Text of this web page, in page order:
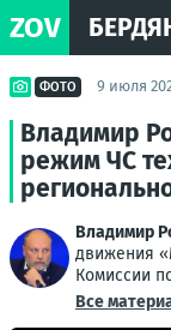
ZOV
ФОТО 9 июля
Владимир
режим ЧС
Владимир
движения
Комиссии
проектам и
Все